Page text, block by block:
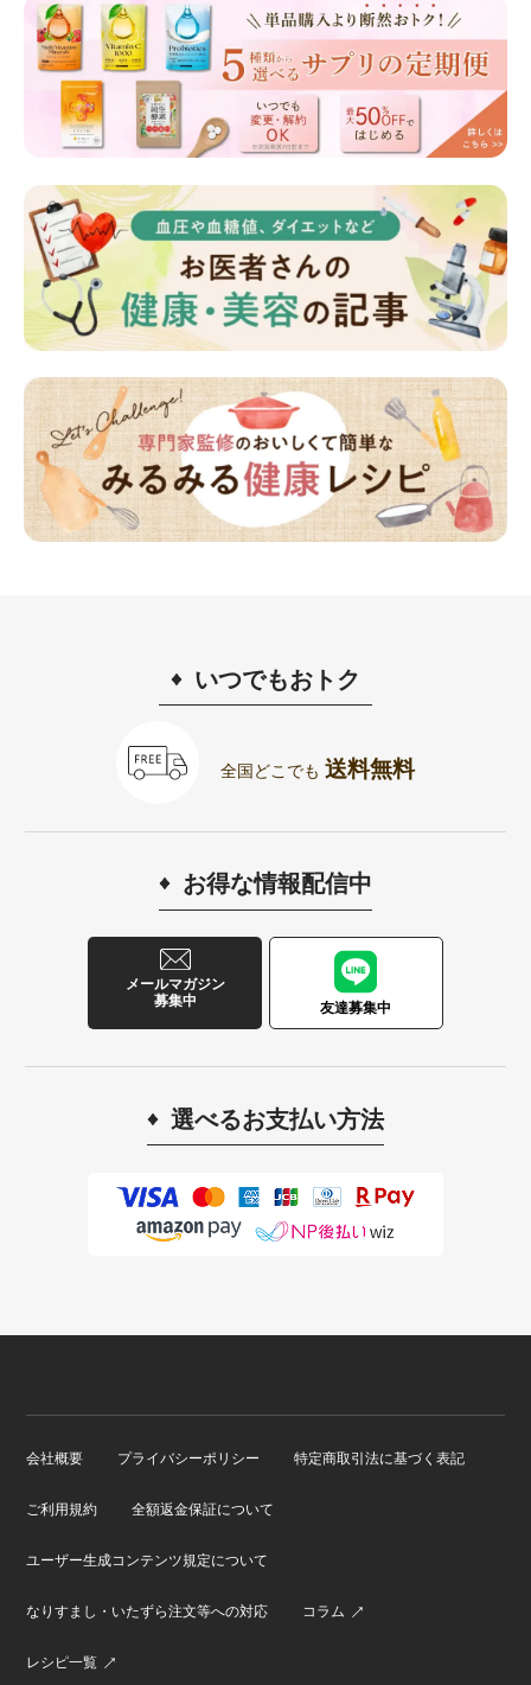
いつでもおトク
全国どこでも 送料無料
お得な情報配信中
メールマガジン
募集中
友達募集中
選べるお支払い方法
会社概要 プライバシーポリシー 特定商取引法に基づく表記
ご利用規約 全額返金保証について
ユーザー生成コンテンツ規定について
なりすまし・いたずら注文等への対応 コラム
レシピ一覧